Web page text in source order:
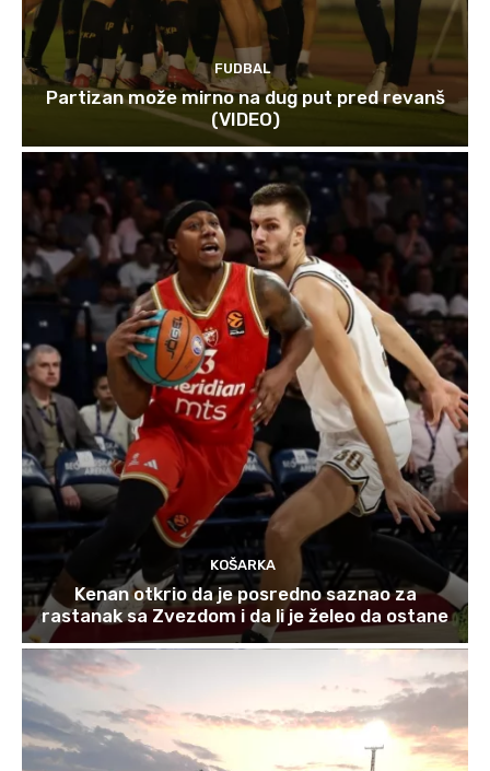
FUDBAL
Partizan može mirno na dug put pred revanš
(VIDEO)
KOŠARKA
Kenan otkrio da je posredno saznao za
rastanak sa Zvezdom i da li je želeo da ostane